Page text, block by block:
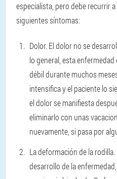
especialista, pero debe recurrir
siguientes síntomas:
Dolor. El dolor no se
lo general, esta
débil durante muchos
intensifica y el paciente lo
el dolor se manifiesta
eliminarlo con unas
nuevamente, si pasa por
La deformación de la rodilla.
desarrollo de la